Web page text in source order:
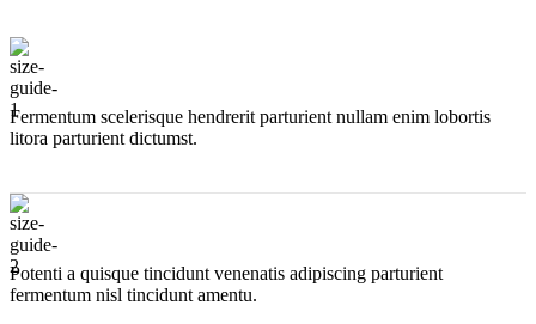
с
гарантией
и
быстрой
доставкой
Крыму,
Симферополю
Fermentum scelerisque hendrerit parturient nullam enim lobortis
litora parturient dictumst.
Potenti a quisque tincidunt venenatis adipiscing parturient
fermentum nisl tinciduntamentu.